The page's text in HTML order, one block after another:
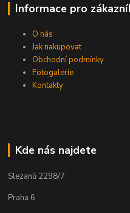
Informace pro
O nás
Jak nakupovat
Obchodní podmínky
Fotogalerie
Kontakty
Kde nás najdete
Slezanů 2298/7
Praha 6